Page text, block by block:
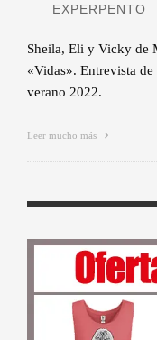
EXPERPENTO
Sheila, Eli y Vicky de
«Vidas». Entrevista
verano 2022.
Leer mucho más